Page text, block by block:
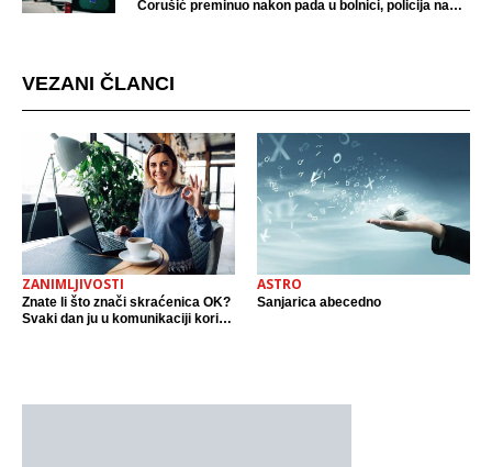
Ćorušić preminuo nakon pada u bolnici, policija na
VEZANI ČLANCI
ZANIMLJIVOSTI
Znate li što znači skraćenica OK?
Svaki dan ju u komunikaciji koristi
ASTRO
Sanjarica abecedno